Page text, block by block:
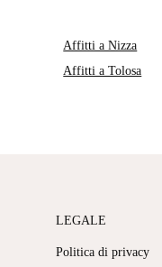
Affitti a Nizza
Affitti a Tolosa
LEGALE
Politica di privacy